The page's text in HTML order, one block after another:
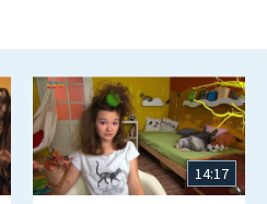
14:17